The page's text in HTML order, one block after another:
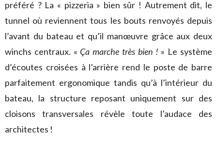
préféré ? La « pizzeria » bien sûr ! Autrement dit, le
tunnel où reviennent tous les bouts renvoyés depuis
l’avant du bateau et qu’il manœuvre grâce aux deux
winchs centraux. « Ça marche très bien ! » Le système
d’écoutes croisées à l’arrière rend le poste de barre
parfaitement ergonomique tandis qu’à l’intérieur du
bateau, la structure reposant uniquement sur des
cloisons transversales révèle toute l’audace des
architectes !